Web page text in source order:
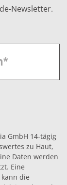
Newsletter.
GmbH 14-tägig
zu Haut,
Daten werden
Eine
die